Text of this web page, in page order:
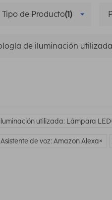
Tipo de Producto(1)
de iluminación utilizada
utilizada: Lámpara LED
Asistente de voz: Amazon Alexa